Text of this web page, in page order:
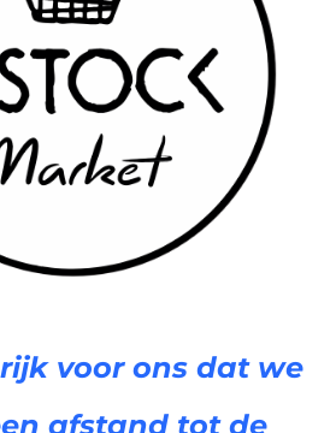
voor ons dat we
afstand tot de